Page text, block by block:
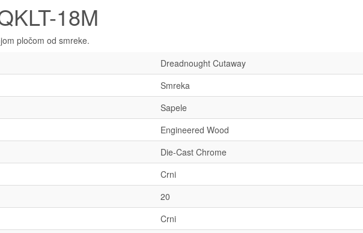
18M
pločom od smreke.
Dreadnought Cutaway
Smreka
Sapele
Engineered Wood
Die-Cast Chrome
Crni
20
Crni